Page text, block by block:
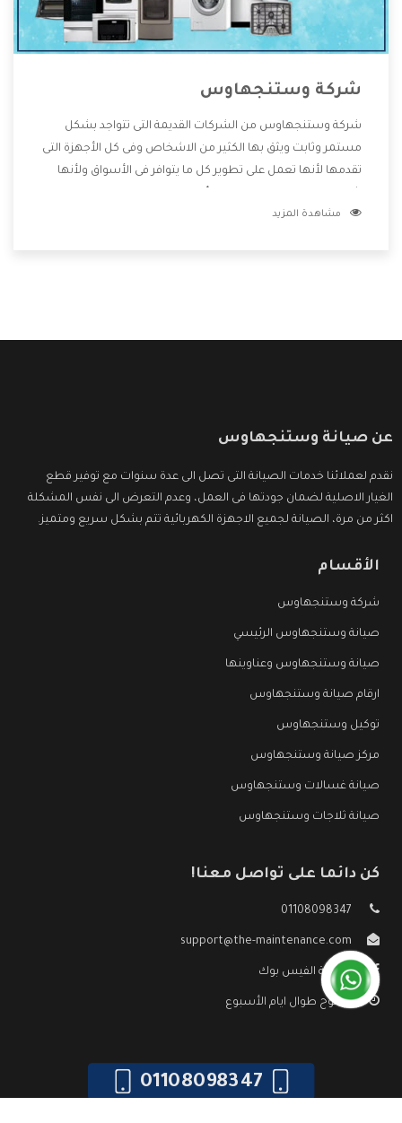
شركة وستنجهاوس
شركة وستنجهاوس من الشركات القديمة التى تتواجد بشكل
مستمر وثابت ويثق بها الكثير من الاشخاص وفى كل الأجهزة التى
تقدمها لأنها تعمل على تطوير كل ما يتوافر فى الأسواق ولأنها
المنتجات وتقدم للعملاء أقوى العروض والخصومات التى تسهل
مشاهدة المزيد
عن صيانة وستنجهاوس
نقدم لعملائنا خدمات الصيانة التى تصل الى عدة سنوات مع توفير قطع
الغيار الاصلية لضمان جودتها فى العمل، وعدم التعرض الى نفس المشكلة
اكثر من مرة، الصيانة لجميع الاجهزة الكهربائية تتم بشكل سريع ومتميز.
الأقسام
شركة وستنجهاوس
صيانة وستنجهاوس الرئيسي
صيانة وستنجهاوس وعناوينها
ارقام صيانة وستنجهاوس
توكيل وستنجهاوس
مركز صيانة وستنجهاوس
صيانة غسالات وستنجهاوس
صيانة ثلاجات وستنجهاوس
كن دائما على تواصل معنا!
01108098347
support@the-maintenance.com
صفحة الفيس بوك
مفتوح طوال ايام الأسبوع
01108098347